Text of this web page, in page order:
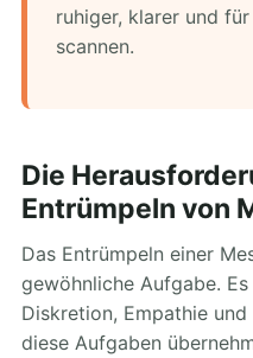
ruhiger, klarer und
scannen.
Die
Entrümpeln von
Das Entrümpeln einer
gewöhnliche Aufgabe.
Diskretion, Empathie
diese Aufgaben